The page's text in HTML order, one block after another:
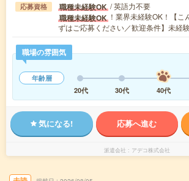
応募資格 職種未経験OK / 英語力不要
職種未経験OK ！業界未経験OK！【こ
ずはご応募ください／歓迎条件】未経
職場の雰囲気
年齢層
20代
30代 40代
気になる! 応募へ進む
派遣会社 アデコ株式会社